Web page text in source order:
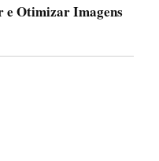
e Otimizar Imagens